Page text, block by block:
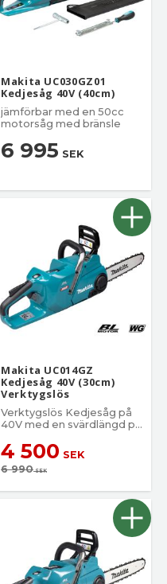
Makita UC030GZ01
Kedjesåg 40V (40cm)
jämförbar med en 50cc
motorsåg med bränsle
6 995 SEK
Makita UC014GZ
Kedjesåg 40V (30cm)
Verktygslös
Verktygslös Kedjesåg på
40V med en svärdlängd på
4 500 SEK
6 990SEK